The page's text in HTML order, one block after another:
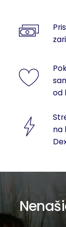
od
na